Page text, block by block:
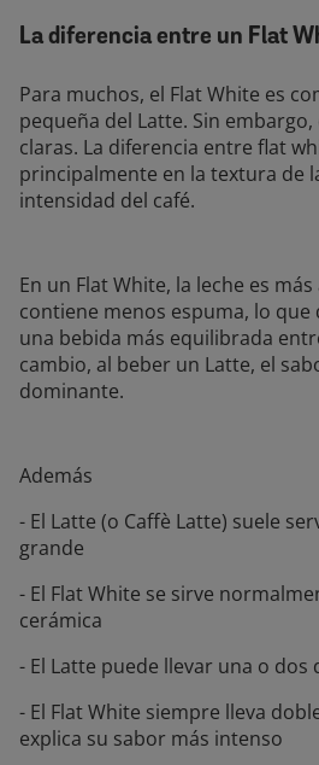
La diferencia entre un Flat
Para muchos, el Flat White es
pequeña del Latte. Sin
claras. La diferencia entre flat
principalmente en la textura de
intensidad del café.
En un Flat White, la leche es
contiene menos espuma, lo
una bebida más equilibrada
cambio, al beber un Latte, el
dominante.
Además
- El Latte (o Caffè Latte) suele
grande
- El Flat White se sirve
cerámica
- El Latte puede llevar una o dos
- El Flat White siempre lleva
explica su sabor más intenso